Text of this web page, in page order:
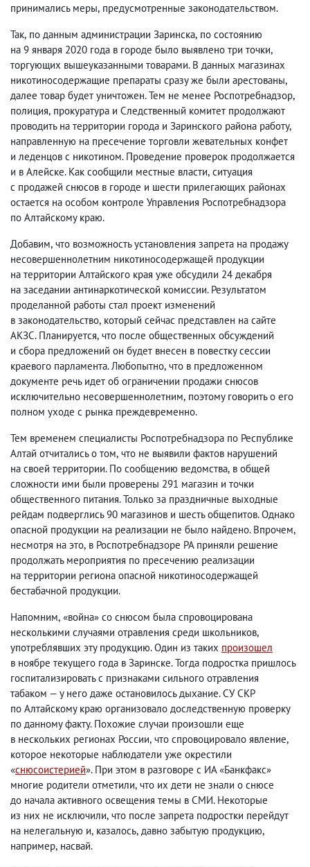
принимались меры, предусмотренные законодательством.
Так, по данным администрации Заринска, по состоянию
на 9 января 2020 года в городе было выявлено три точки,
торгующих вышеуказанными товарами. В данных магазинах
никотиносодержащие препараты сразу же были арестованы,
далее товар будет уничтожен. Тем не менее Роспотребнадзор,
полиция, прокуратура и Следственный комитет продолжают
проводить на территории города и Заринского района работу,
направленную на пресечение торговли жевательных конфет
и леденцов с никотином. Проведение проверок продолжается
и в Алейске. Как сообщили местные власти, ситуация
с продажей снюсов в городе и шести прилегающих районах
остается на особом контроле Управления Роспотребнадзора
по Алтайскому краю.
Добавим, что возможность установления запрета на продажу
несовершеннолетним никотиносодержащей продукции
на территории Алтайского края уже обсудили 24 декабря
на заседании антинаркотической комиссии. Результатом
проделанной работы стал проект изменений
в законодательство, который сейчас представлен на сайте
АКЗС. Планируется, что после общественных обсуждений
и сбора предложений он будет внесен в повестку сессии
краевого парламента. Любопытно, что в предложенном
документе речь идет об ограничении продажи снюсов
исключительно несовершеннолетним, поэтому говорить о его
полном уходе с рынка преждевременно.
Тем временем специалисты Роспотребнадзора по Республике
Алтай отчитались о том, что не выявили фактов нарушений
на своей территории. По сообщению ведомства, в общей
сложности ими были проверены 291 магазин и точки
общественного питания. Только за праздничные выходные
рейдам подверглись 90 магазинов и шесть общепитов. Однако
опасной продукции на реализации не было найдено. Впрочем,
несмотря на это, в Роспотребнадзоре РА приняли решение
продолжать мероприятия по пресечению реализации
на территории региона опасной никотиносодержащей
бестабачной продукции.
Напомним, «война» со снюсом была спровоцирована
несколькими случаями отравления среди школьников,
употреблявших эту продукцию. Один из таких произошел
в ноябре текущего года в Заринске. Тогда подростка пришлось
госпитализировать с признаками сильного отравления
табаком — у него даже остановилось дыхание. СУ СКР
по Алтайскому краю организовало доследственную проверку
по данному факту. Похожие случаи произошли еще
в нескольких регионах России, что спровоцировало явление,
которое некоторые наблюдатели уже окрестили
«снюсоистерией». При этом в разговоре с ИА «Банкфакс»
многие родители отметили, что их дети не знали о снюсе
до начала активного освещения темы в СМИ. Некоторые
из них не исключили, что после запрета подростки перейдут
на нелегальную и, казалось, давно забытую продукцию,
например, насвай.